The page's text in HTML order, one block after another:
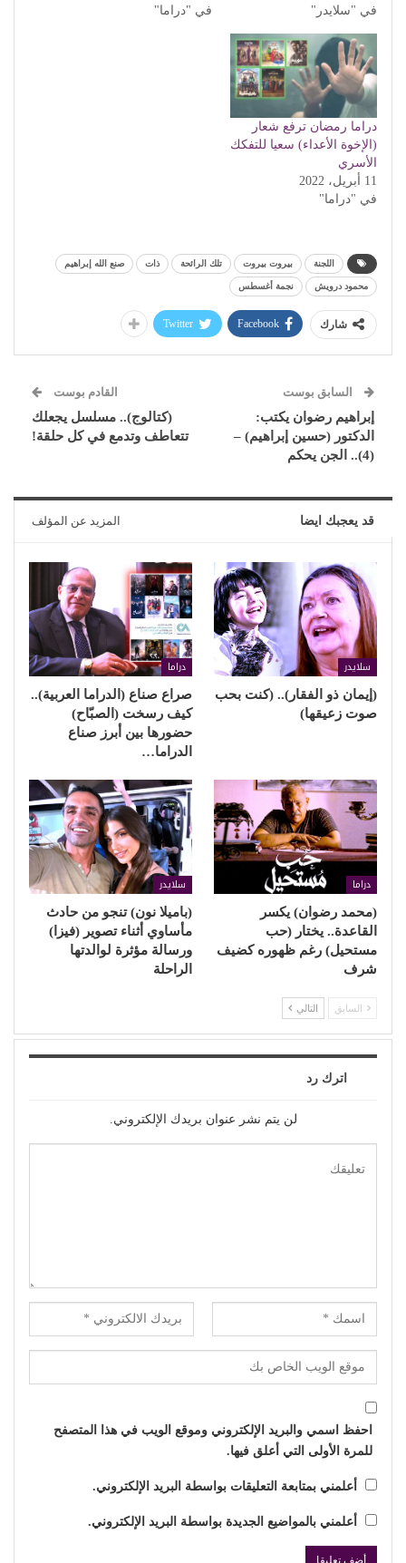
في "سلايدر" في "دراما"
دراما رمضان ترفع شعار
(الإخوة الأعداء) سعيا للتفكك
الأسري
11 أبريل، 2022
في "دراما"
اللجنة بيروت بيروت تلك الرائحة ذات صنع الله إبراهيم
محمود درويش نجمة أغسطس
شارك Facebook
Twitter
السابق بوست
إبراهيم رضوان يكتب:
الدكتور (حسين إبراهيم) –
(4).. الجن يحكم
القادم بوست
(كتالوج).. مسلسل يجعلك
تتعاطف وتدمع في كل حلقة!
قد يعجبك ايضا المزيد عن المؤلف
سلايدر
(إيمان ذو الفقار).. (كنت بحب
صوت زعيقها)
دراما
صراع صناع (الدراما العربية)..
كيف رسخت (الصبّاح)
حضورها بين أبرز صناع
الدراما…
دراما
(محمد رضوان) يكسر
القاعدة.. يختار (حب
مستحيل) رغم ظهوره كضيف
شرف
سلايدر
(باميلا نون) تنجو من حادث
مأساوي أثناء تصوير (فيزا)
ورسالة مؤثرة لوالدتها
الراحلة
السابق التالي
اترك رد
لن يتم نشر عنوان بريدك الإلكتروني.
احفظ اسمي والبريد الإلكتروني وموقع الويب في هذا المتصفح
للمرة الأولى التي أعلق فيها.
أعلمني بمتابعة التعليقات بواسطة البريد الإلكتروني.
أعلمني بالمواضيع الجديدة بواسطة البريد الإلكتروني.